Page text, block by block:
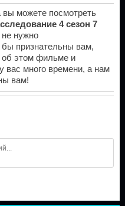
вы можете посмотреть
4 сезон 7
нужно
признательны вам,
об этом фильме и
вас много времени, а нам
вам!